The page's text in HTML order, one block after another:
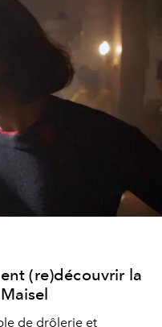
(re)découvrir la
de drôlerie et